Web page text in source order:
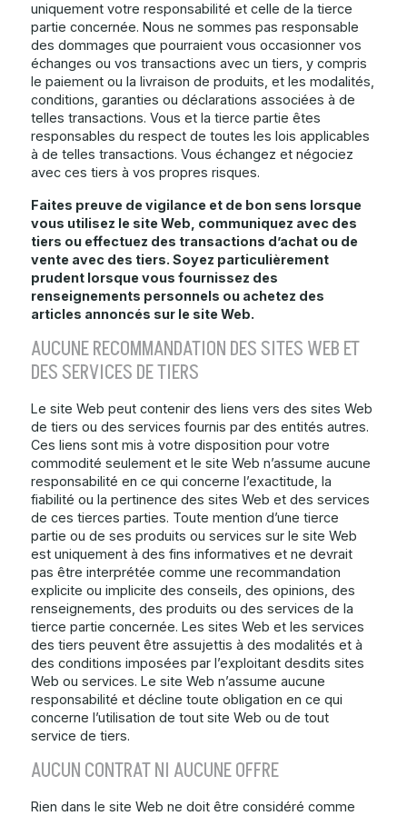
uniquement votre responsabilité et celle de la tierce
partie concernée. Nous ne sommes pas responsable
des dommages que pourraient vous occasionner vos
échanges ou vos transactions avec un tiers, y compris
le paiement ou la livraison de produits, et les modalités,
conditions, garanties ou déclarations associées à de
telles transactions. Vous et la tierce partie êtes
responsables du respect de toutes les lois applicables
à de telles transactions. Vous échangez et négociez
avec ces tiers à vos propres risques.
Faites preuve de vigilance et de bon sens lorsque
vous utilisez le site Web, communiquez avec des
tiers ou effectuez des transactions d’achat ou de
vente avec des tiers. Soyez particulièrement
prudent lorsque vous fournissez des
renseignements personnels ou achetez des
articles annoncés sur le site Web.
AUCUNE RECOMMANDATION DES SITES WEB ET
DES SERVICES DE TIERS
Le site Web peut contenir des liens vers des sites Web
de tiers ou des services fournis par des entités autres.
Ces liens sont mis à votre disposition pour votre
commodité seulement et le site Web n’assume aucune
responsabilité en ce qui concerne l’exactitude, la
fiabilité ou la pertinence des sites Web et des services
de ces tierces parties. Toute mention d’une tierce
partie ou de ses produits ou services sur le site Web
est uniquement à des fins informatives et ne devrait
pas être interprétée comme une recommandation
explicite ou implicite des conseils, des opinions, des
renseignements, des produits ou des services de la
tierce partie concernée. Les sites Web et les services
des tiers peuvent être assujettis à des modalités et à
des conditions imposées par l’exploitant desdits sites
Web ou services. Le site Web n’assume aucune
responsabilité et décline toute obligation en ce qui
concerne l’utilisation de tout site Web ou de tout
service de tiers.
AUCUN CONTRAT NI AUCUNE OFFRE
Rien dans le site Web ne doit être considéré comme